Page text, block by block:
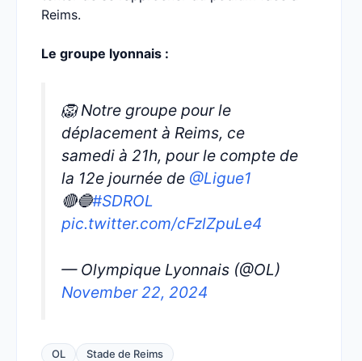
Reims.
Le groupe lyonnais :
🦁 Notre groupe pour le
déplacement à Reims, ce
samedi à 21h, pour le compte de
la 12e journée de @Ligue1
🔴🔵#SDROL
pic.twitter.com/cFzlZpuLe4
— Olympique Lyonnais (@OL)
November 22, 2024
OL Stade de Reims